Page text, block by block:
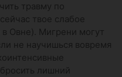
травму по
твое слабое
Овне). Мигрени могут
не научишься вовремя
лишний